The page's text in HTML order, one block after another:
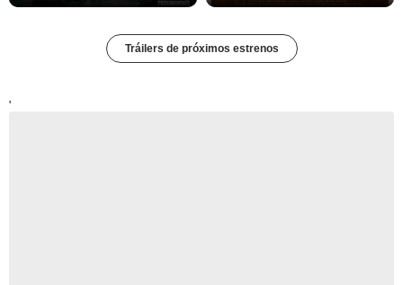
Tráilers de próximos estrenos
'